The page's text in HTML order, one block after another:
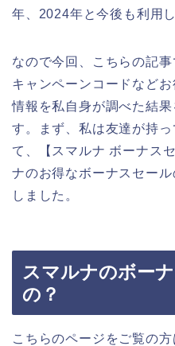
年、2024年と今後も利用
なので今回、こちらの記
キャンペーンコードなど
情報を私自身が調べた結
す。まず、私は友達が持
て、【スマルナ ボーナス
ナのお得なボーナスセー
しました。
スマルナのボー
の？
こちらのページをご覧の